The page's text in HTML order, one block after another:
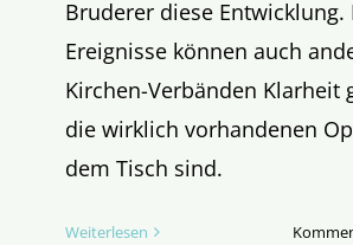
Bruderer diese Entwicklung.
Ereignisse können auch
Kirchen-Verbänden Klarheit
die wirklich vorhandenen
dem Tisch sind.
Weiterlesen